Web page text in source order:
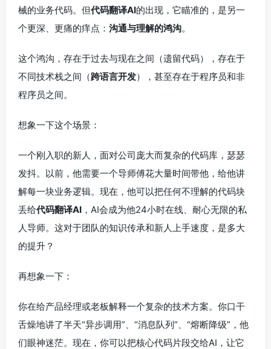
械的业务代码。但代码翻译AI的出现，它瞄准的，是另一
个更深、更痛的痒点： 沟通与理解的鸿沟。
这个鸿沟，存在于过去与现在之间（遗留代码），存在于
不同技术栈之间（跨语言开发），甚至存在于程序员和非
程序员之间。
想象一下这个场景：
一个刚入职的新人，面对公司庞大而复杂的代码库，瑟瑟
发抖。以前，他需要一个导师傅花大量时间带他，给他讲
解每一块业务逻辑。现在，他可以把任何不理解的代码块
丢给代码翻译AI ，AI会成为他24小时在线、耐心无限的私
人导师。这对于团队的知识传承和新人上手速度，是多大
的提升？
再想象一下：
你在给产品经理或老板解释一个复杂的技术方案。你口干
舌燥地讲了半天“异步调用”、“消息队列”、“熔断降级”，他
们眼神迷茫。现在，你可以把核心代码片段交给AI，让它